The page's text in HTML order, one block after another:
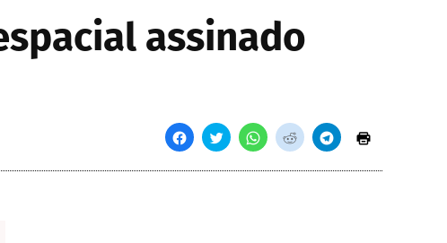
assinado